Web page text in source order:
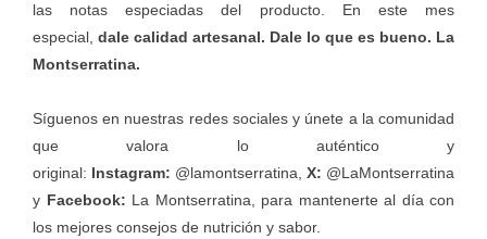
las notas especiadas del producto. En este mes
especial, dale calidad artesanal. Dale lo que es bueno. La
Montserratina.
Síguenos en nuestras redes sociales y únete a la comunidad
que valora lo auténtico y
original: Instagram: @lamontserratina, X: @LaMontserratina
y Facebook: La Montserratina, para mantenerte al día con
los mejores consejos de nutrición y sabor.